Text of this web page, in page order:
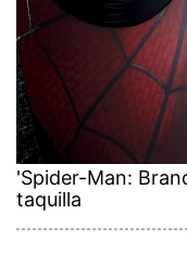
'Spider-Man:
taquilla